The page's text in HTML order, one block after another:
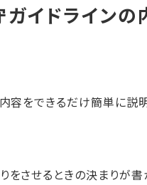
イドラインの
容をできるだけ簡単に説
させるときの決まりが書